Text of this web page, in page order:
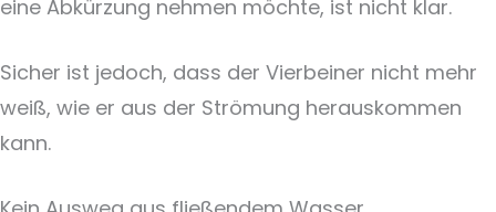
eine Abkürzung nehmen möchte, ist nicht klar.
Sicher ist jedoch, dass der Vierbeiner nicht mehr
weiß, wie er aus der Strömung herauskommen
kann.